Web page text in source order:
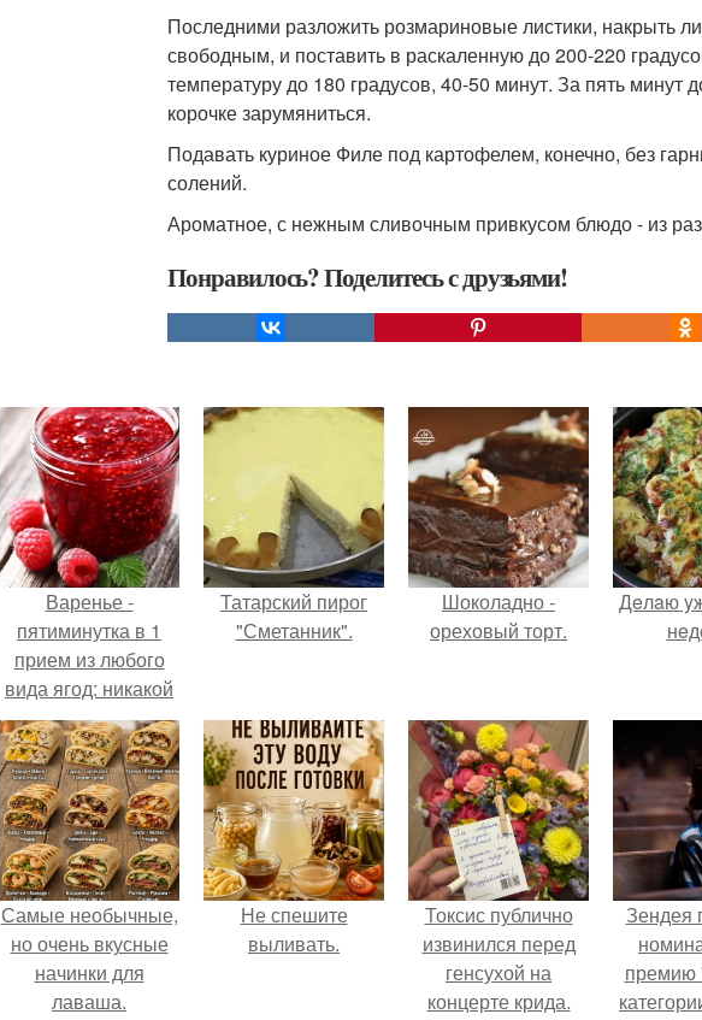
Последними разложить розмариновые листики, накрыть
свободным, и поставить в раскаленную до 200-220
температуру до 180 градусов, 40-50 минут. За пять минут
корочке зарумяниться.
Подавать куриное Филе под картофелем, конечно, без
солений.
Ароматное, с нежным сливочным привкусом блюдо - из
Понравилось? Поделитесь с друзьями!
Варенье -
пятиминутка в 1
прием из любого
вида ягод: никакой
длительной варки,
все витамины на
месте!
Татарский пирог
"Сметанник".
Шоколадно -
ореховый торт.
Дeлaю
Самые необычные,
но очень вкусные
начинки для
лаваша.
Не спешите
выливать.
Токсис публично
извинился перед
генсухой на
концерте крида.
Зендея